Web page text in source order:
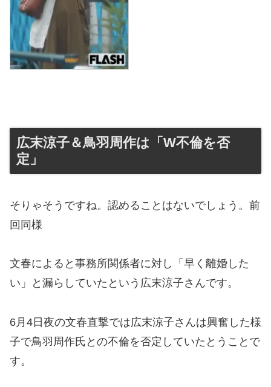
広末涼子＆鳥羽周作は「W不倫を否
定」
そりゃそうですね。認めることはないでしょう。前
回同様
文春によると事務所関係者に対し「早く離婚した
い」と漏らしていたという広末涼子さんです。
6月4日夜の文春直撃では広末涼子さんは興奮した様
子で鳥羽周作氏との不倫を否定していたとうことで
す。